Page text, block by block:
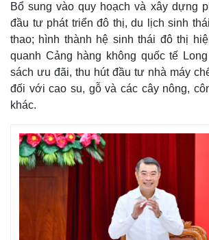
Pháp luật
Quân sự -
Bổ sung vào quy hoạch và xây dựng
đầu tư phát triển đô thị, du lịch sinh
thao; hình thành hệ sinh thái đô thị
quanh Cảng hàng không quốc tế
sách ưu đãi, thu hút đầu tư nhà máy
đối với cao su, gỗ và các cây nông,
khác.